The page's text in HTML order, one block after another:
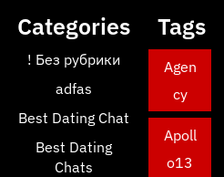
Categories
! Без рубрики
adfas
Best Dating Chat
Best Dating
Chats
Tags
Agen
cy
Apoll
o13